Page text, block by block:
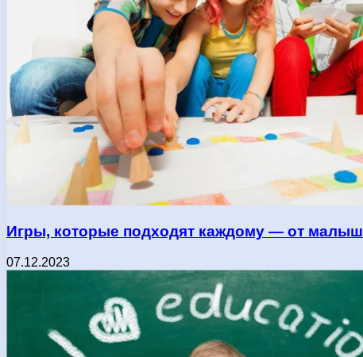
Игры, которые подходят каждому — от
07.12.2023